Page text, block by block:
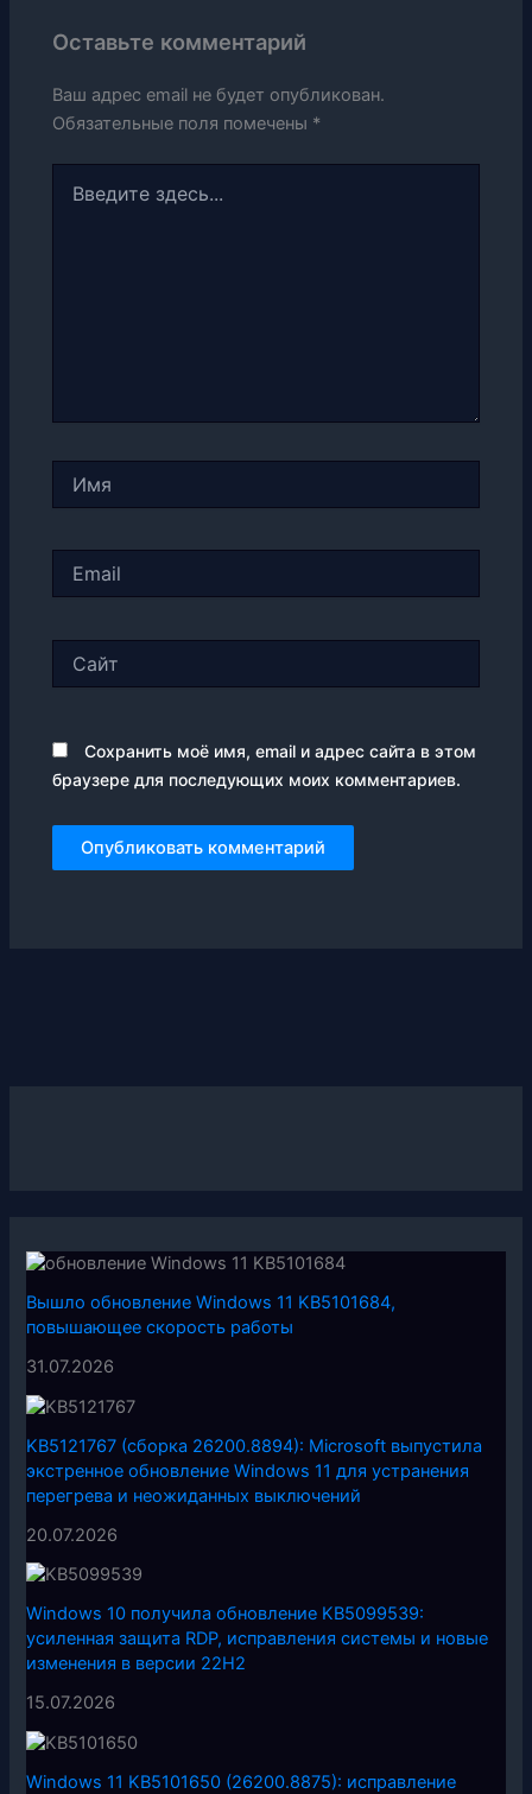
Оставьте комментарий
Ваш адрес email не будет опубликован.
Обязательные поля помечены *
здесь...
Сохранить моё имя, email и адрес сайта в этом
браузере для последующих моих комментариев.
Вышло обновление Windows 11 KB5101684,
повышающее скорость работы
31.07.2026
KB5121767 (сборка 26200.8894): Microsoft выпустила
экстренное обновление Windows 11 для устранения
перегрева и неожиданных выключений
20.07.2026
Windows 10 получила обновление KB5099539:
усиленная защита RDP, исправления системы и новые
изменения в версии 22H2
15.07.2026
Windows 11 KB5101650 (26200.8875): исправление